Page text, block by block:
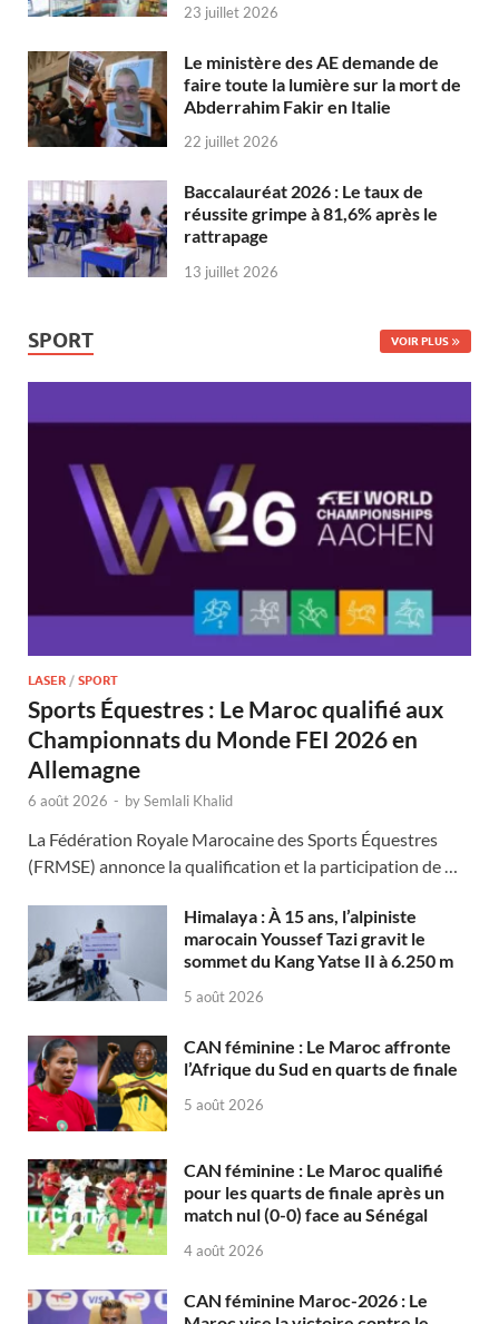
23 juillet 2026
Le ministère des AE demande de
faire toute la lumière sur la mort de
Abderrahim Fakir en Italie
22 juillet 2026
Baccalauréat 2026 : Le taux de
réussite grimpe à 81,6% après le
rattrapage
13 juillet 2026
SPORT VOIR PLUS
LASER / SPORT
Sports Équestres : Le Maroc qualifié aux
Championnats du Monde FEI 2026 en
Allemagne
6 août 2026 - bySemlali Khalid
La Fédération Royale Marocaine des Sports Équestres
(FRMSE) annonce la qualification et la participation de …
Himalaya : À 15 ans, l’alpiniste
marocain Youssef Tazi gravit le
sommet du Kang Yatse II à 6.250 m
5 août 2026
CAN féminine : Le Maroc affronte
l’Afrique du Sud en quarts de finale
5 août 2026
CAN féminine : Le Maroc qualifié
pour les quarts de finale après un
match nul (0-0) face au Sénégal
4 août 2026
CAN féminine Maroc-2026 : Le